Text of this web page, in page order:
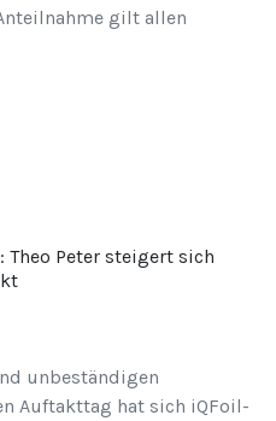
gilt allen
Peter steigert sich
unbeständigen
Auftakttag hat sich iQFoil-